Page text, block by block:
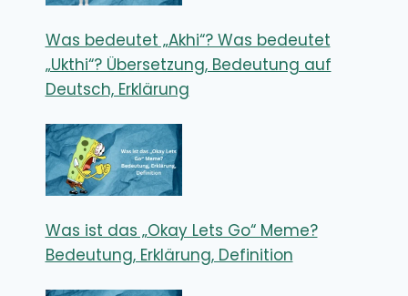
Was bedeutet „Akhi“? Was bedeutet
„Ukthi“? Übersetzung, Bedeutung auf
Deutsch, Erklärung
Was ist das „Okay Lets Go“ Meme?
Bedeutung, Erklärung, Definition